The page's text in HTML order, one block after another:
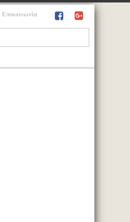
Επικοινωνία